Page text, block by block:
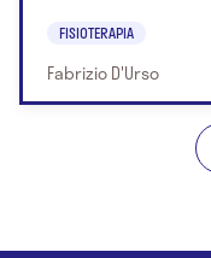
FISIOTERAPIA
Fabrizio D'Urso